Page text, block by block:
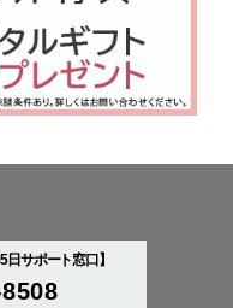
サポート窓口】